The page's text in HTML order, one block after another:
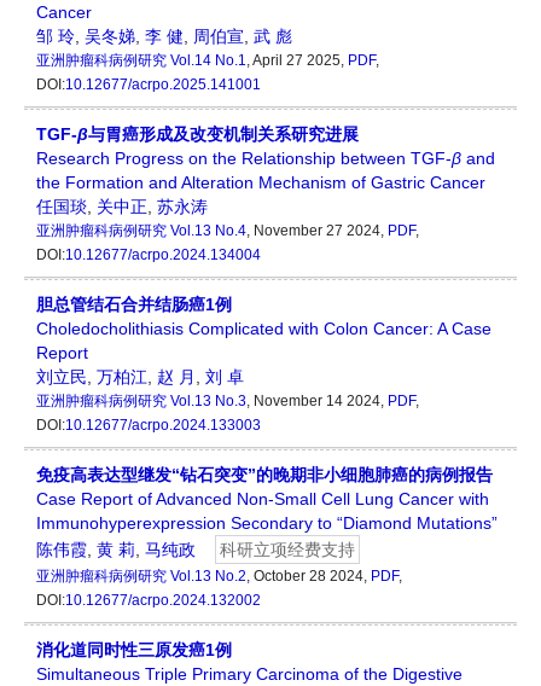
Cancer
邹 玲 吴冬娣 李 健 周伯宣 武 彪
亚洲肿瘤科病例研究 Vol.14 No.1 , April 27 2025, PDF,
DOI:10.12677/acrpo.2025.141001
TGF-β与胃癌形成及改变机制关系研究进展
Research Progress on the Relationship between TGF-β and
the Formation and Alteration Mechanism of Gastric Cancer
任国琰 关中正 苏永涛
亚洲肿瘤科病例研究 Vol.13 No.4 , November 27 2024, PDF,
DOI:10.12677/acrpo.2024.134004
胆总管结石合并结肠癌1例
Choledocholithiasis Complicated with Colon Cancer: A Case
Report
刘立民 万柏江 赵 月 刘 卓
亚洲肿瘤科病例研究 Vol.13 No.3 , November 14 2024, PDF,
DOI:10.12677/acrpo.2024.133003
免疫高表达型继发“钻石突变”的晚期非小细胞肺癌的病例报告
Case Report of Advanced Non-Small Cell Lung Cancer with
Immunohyperexpression Secondary to “Diamond Mutations”
陈伟霞 黄 莉 马纯政 科研立项经费支持
亚洲肿瘤科病例研究 Vol.13 No.2 , October 28 2024, PDF,
DOI:10.12677/acrpo.2024.132002
消化道同时性三原发癌1例
Simultaneous Triple Primary Carcinoma of the Digestive